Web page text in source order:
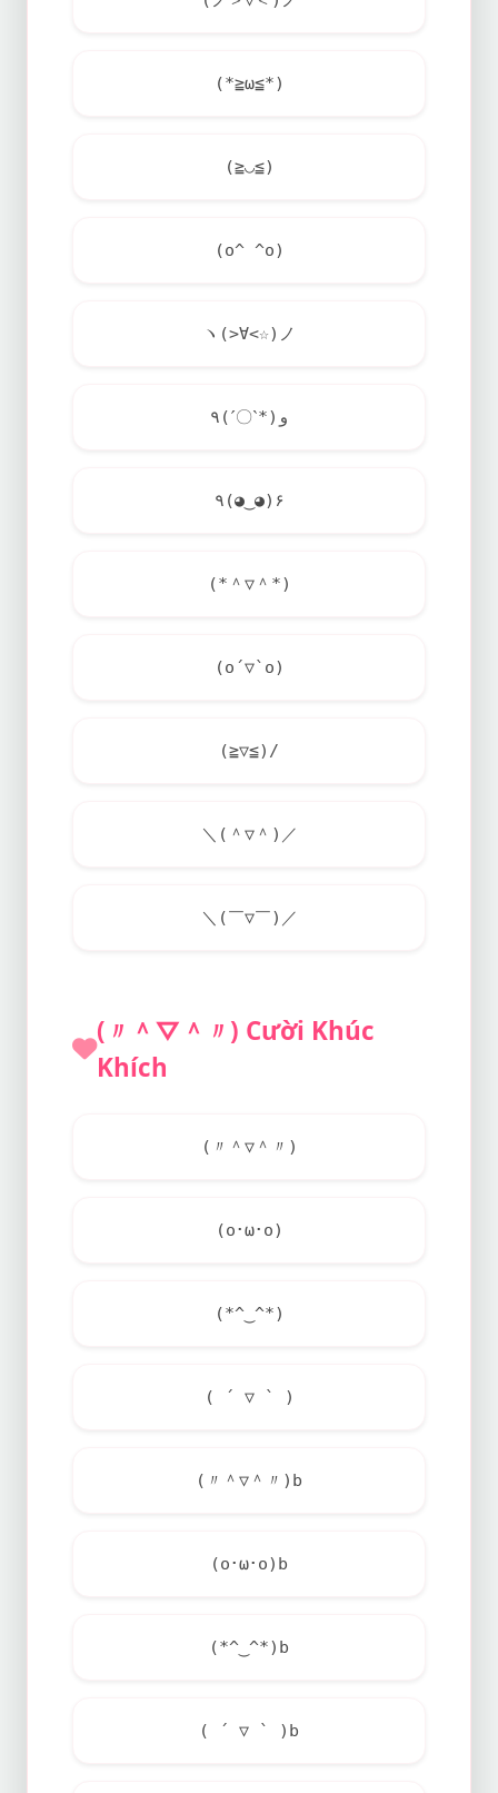
(*≧ω≦*)
(≧◡≦)
(o^ ^o)
ヽ(>∀<☆)ノ
٩(ˊ〇ˋ*)و
٩(◕‿◕)۶
(*＾▽＾*)
(o´▽`o)
(≧▽≦)/
＼(＾▽＾)／
＼(￣▽￣)／
(〃＾▽＾〃) Cười Khúc
Khích
(〃＾▽＾〃)
(o･ω･o)
(*^‿^*)
( ´ ▽ ` )
(〃＾▽＾〃)b
(o･ω･o)b
(*^‿^*)b
( ´ ▽ ` )b